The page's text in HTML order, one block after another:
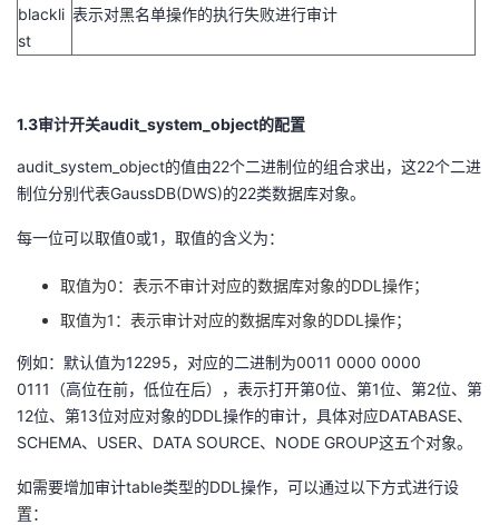
blackli
st
表示对黑名单操作的执行失败进行审计
1.3审计开关audit_system_object的配置
audit_system_object的值由22个二进制位的组合求出，这22个二进
制位分别代表GaussDB(DWS)的22类数据库对象。
每一位可以取值0或1 ，取值的含义为：
取值为0：表示不审计对应的数据库对象的DDL 操作；
取值为1 ：表示审计对应的数据库对象的DDL 操作；
例如：默认值为12295，对应的二进制为0011 0000 0000
0111
（高位在前，低位在后），表示打开第0位、第1位、第2位、第
12位、第13位对应对象的DDL 操作的审计，具体对应DATABASE、
SCHEMA、 USER、 DATA SOURCE、 NODE GROUP这五个对象。
如需要增加审计table类型的DDL 操作，可以通过以下方式进行设
置：